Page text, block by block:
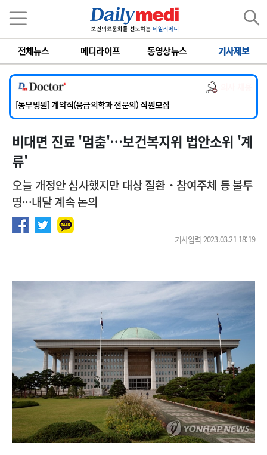
전체뉴스 메디라이프 동영상뉴스 기사제보
[서울아산병원] 2026년 하반기 인턴 모집
[영남대학교의료원] 마취통증의학과 임기제 임상의사 채용
[충남대학교병원] 소아청소년과(소아응급전담) 계약직 의사 공개채용
[동부병원] 계약직(응급의학과 전문의) 직원모집
[이대목동병원] 하반기 전공의(레지던트1년차) 모집
[서울아산병원] 2026년 하반기 인턴 모집
[영남대학교의료원] 마취통증의학과 임기제 임상의사 채용
비대면 진료 '멈춤'…보건복지위 법안소위 '계
류'
오늘 개정안 심사했지만 대상 질환‧참여주체 등 불투
명···내달 계속 논의
기사입력 2023.03.21 18:19